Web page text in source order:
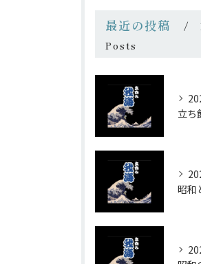
最近の投稿
Posts